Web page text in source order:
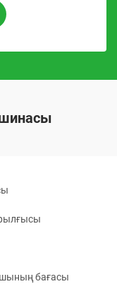
бағасы